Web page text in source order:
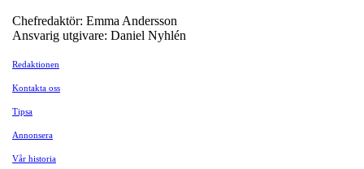
Chefredaktör: Emma Andersson
Ansvarig utgivare: Daniel Nyhlén
Redaktionen
Kontakta oss
Tipsa
Annonsera
Vår historia